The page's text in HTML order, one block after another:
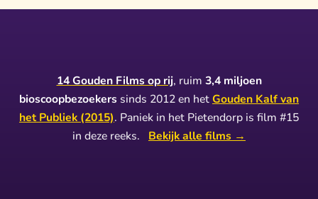
14 Gouden Films op rij, ruim 3,4 miljoen
bioscoopbezoekers sinds 2012 en hetGouden Kalf van
het Publiek (2015). Paniek in het Pietendorp is film #15
in deze reeks.
Bekijk alle films →